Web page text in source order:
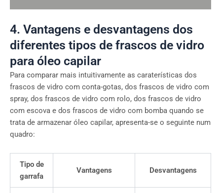
4. Vantagens e desvantagens dos
diferentes tipos de frascos de vidro
para óleo capilar
Para comparar mais intuitivamente as caraterísticas dos
frascos de vidro com conta-gotas, dos frascos de vidro com
spray, dos frascos de vidro com rolo, dos frascos de vidro
com escova e dos frascos de vidro com bomba quando se
trata de armazenar óleo capilar, apresenta-se o seguinte num
quadro:
Tipo de
garrafa
Vantagens Desvantagens